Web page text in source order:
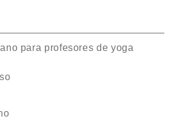
para profesores de yoga